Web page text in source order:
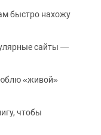
быстро нахожу
сайты —
«живой»
чтобы